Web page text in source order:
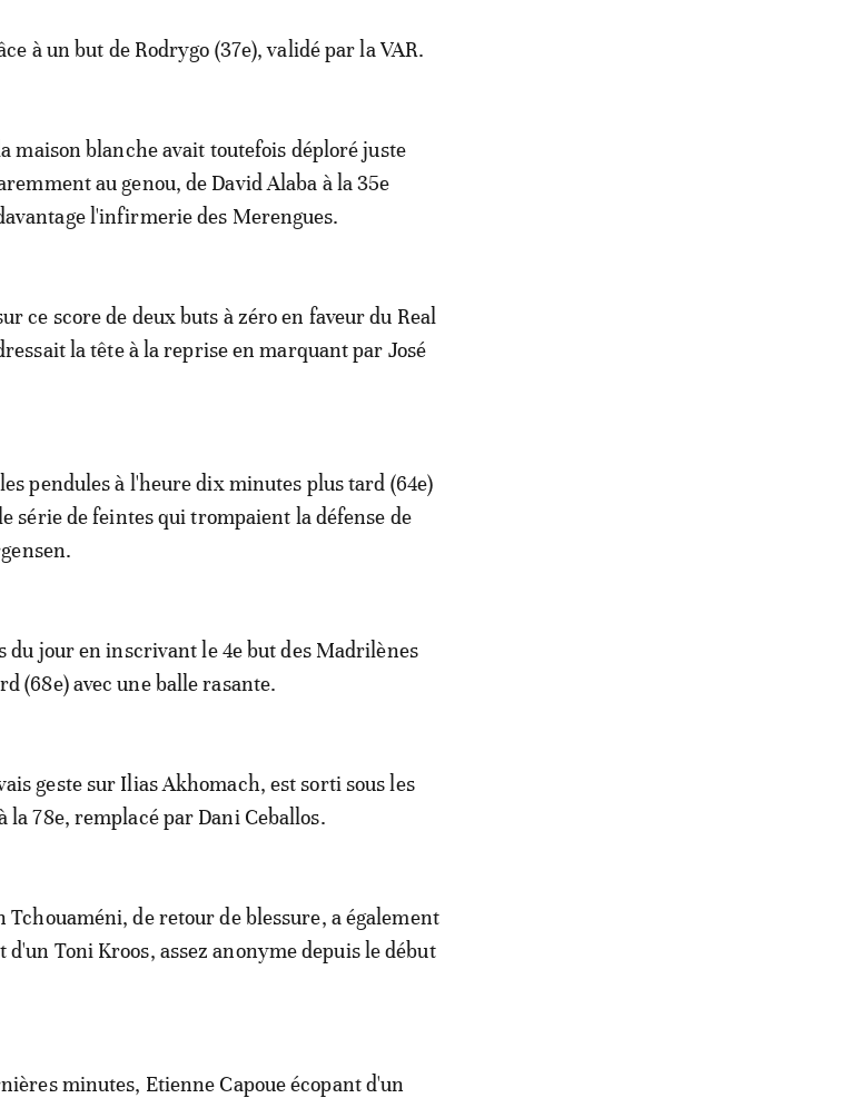
à un but de Rodrygo (37e), validé par la VAR.
maison blanche avait toutefois déploré juste
au genou, de David Alaba à la 35e
l'infirmerie des Merengues.
ce score de deux buts à zéro en faveur du Real
la tête à la reprise en marquant par José
pendules à l'heure dix minutes plus tard (64e)
série de feintes qui trompaient la défense de
jour en inscrivant le 4e but des Madrilènes
(68e) avec une balle rasante.
geste sur Ilias Akhomach, est sorti sous les
la 78e, remplacé par Dani Ceballos.
de retour de blessure, a également
Toni Kroos, assez anonyme depuis le début
minutes, Etienne Capoue écopant d'un